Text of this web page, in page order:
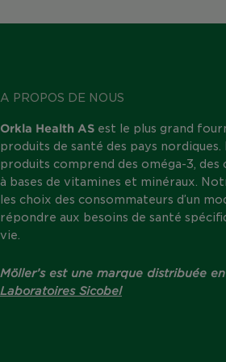
A PROPOS DE NOUS
Orkla Health AS est le plus grand
produits de santé des pays
produits comprend des oméga-3,
à bases de vitamines et minéraux.
les choix des consommateurs d’un
répondre aux besoins de santé
vie.
Möller’s est une marque distribuée
Laboratoires Sicobel